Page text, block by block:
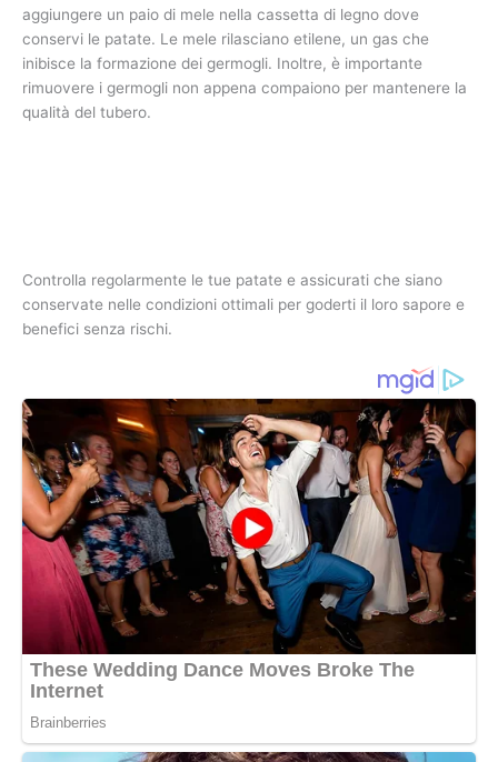
aggiungere un paio di mele nella cassetta di legno dove
conservi le patate. Le mele rilasciano etilene, un gas che
inibisce la formazione dei germogli. Inoltre, è importante
rimuovere i germogli non appena compaiono per mantenere la
qualità del tubero.
Controlla regolarmente le tue patate e assicurati che siano
conservate nelle condizioni ottimali per goderti il loro sapore e
benefici senza rischi.